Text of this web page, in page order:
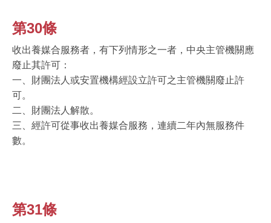
第30條
收出養媒合服務者，有下列情形之一者，中央主管機關應
廢止其許可：
一、財團法人或安置機構經設立許可之主管機關廢止許
可。
二、財團法人解散。
三、經許可從事收出養媒合服務，連續二年內無服務件
數。
第31條